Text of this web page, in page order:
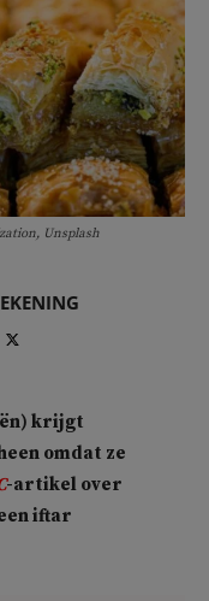
Unsplash
krijgt
omdat ze
-artikel over
iftar